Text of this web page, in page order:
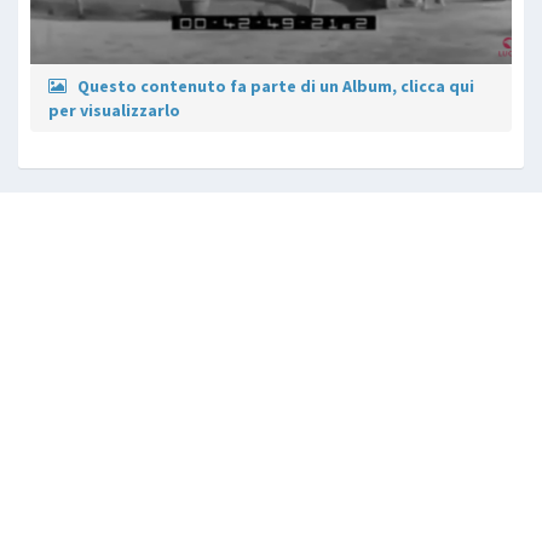
Questo contenuto fa parte di un Album, clicca qui
per visualizzarlo